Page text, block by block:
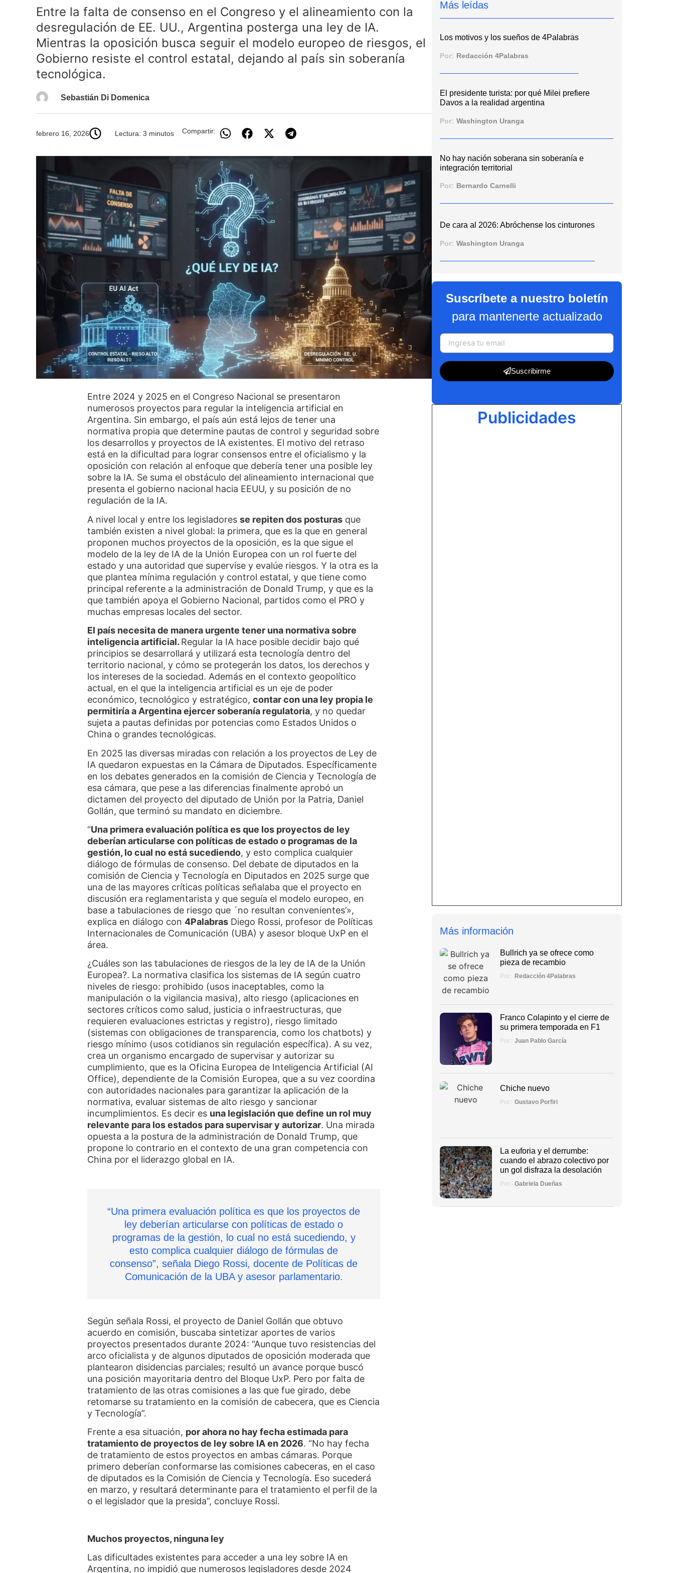
Entre la falta de consenso en el Congreso y el alineamiento con la
desregulación de EE. UU., Argentina posterga una ley de IA.
Mientras la oposición busca seguir el modelo europeo de riesgos, el
Gobierno resiste el control estatal, dejando al país sin soberanía
tecnológica.
Sebastián Di Domenica
febrero 16, 2026 Lectura: 3 minutos Compartir:
Entre 2024 y 2025 en el Congreso Nacional se presentaron
numerosos proyectos para regular la inteligencia artificial en
Argentina. Sin embargo, el país aún está lejos de tener una
normativa propia que determine pautas de control y seguridad sobre
los desarrollos y proyectos de IA existentes. El motivo del retraso
está en la dificultad para lograr consensos entre el oficialismo y la
oposición con relación al enfoque que debería tener una posible ley
sobre la IA. Se suma el obstáculo del alineamiento internacional que
presenta el gobierno nacional hacia EEUU, y su posición de no
regulación de la IA.
A nivel local y entre los legisladoresse repiten dos posturas que
también existen a nivel global: la primera, que es la que en general
proponen muchos proyectos de la oposición, es la que sigue el
modelo de la ley de IA de la Unión Europea con un rol fuerte del
estado y una autoridad que supervise y evalúe riesgos. Y la otra es la
que plantea mínima regulación y control estatal, y que tiene como
principal referente a la administración de Donald Trump, y que es la
que también apoya el Gobierno Nacional, partidos como el PRO y
muchas empresas locales del sector.
El país necesita de manera urgente tener una normativa sobre
inteligencia artificial. Regular la IA hace posible decidir bajo qué
principios se desarrollará y utilizará esta tecnología dentro del
territorio nacional, y cómo se protegerán los datos, los derechos y
los intereses de la sociedad. Además en el contexto geopolítico
actual, en el que la inteligencia artificial es un eje de poder
económico, tecnológico y estratégico,contar con una ley propia le
permitiría a Argentina ejercer soberanía regulatoria, y no quedar
sujeta a pautas definidas por potencias como Estados Unidos o
China o grandes tecnológicas.
En 2025 las diversas miradas con relación a los proyectos de Ley de
IA quedaron expuestas en la Cámara de Diputados. Específicamente
en los debates generados en la comisión de Ciencia y Tecnología de
esa cámara, que pese a las diferencias finalmente aprobó un
dictamen del proyecto del diputado de Unión por la Patria, Daniel
Gollán, que terminó su mandato en diciembre.
“Una primera evaluación política es que los proyectos de ley
deberían articularse con políticas de estado o programas de la
gestión, lo cual no está sucediendo, y esto complica cualquier
diálogo de fórmulas de consenso. Del debate de diputados en la
comisión de Ciencia y Tecnología en Diputados en 2025 surge que
una de las mayores críticas políticas señalaba que el proyecto en
discusión era reglamentarista y que seguía el modelo europeo, en
base a tabulaciones de riesgo que ´no resultan convenientes’»,
explica en diálogo con4Palabras Diego Rossi, profesor de Políticas
Internacionales de Comunicación (UBA) y asesor bloque UxP en el
área.
¿Cuáles son las tabulaciones de riesgos de la ley de IA de la Unión
Europea?. La normativa clasifica los sistemas de IA según cuatro
niveles de riesgo: prohibido (usos inaceptables, como la
manipulación o la vigilancia masiva), alto riesgo (aplicaciones en
sectores críticos como salud, justicia o infraestructuras, que
requieren evaluaciones estrictas y registro), riesgo limitado
(sistemas con obligaciones de transparencia, como los chatbots) y
riesgo mínimo (usos cotidianos sin regulación específica). A su vez,
crea un organismo encargado de supervisar y autorizar su
cumplimiento, que es la Oficina Europea de Inteligencia Artificial (AI
Office), dependiente de la Comisión Europea, que a su vez coordina
con autoridades nacionales para garantizar la aplicación de la
normativa, evaluar sistemas de alto riesgo y sancionar
incumplimientos. Es decir es una legislación que define un rol muy
relevante para los estados para supervisar y autorizar. Una mirada
opuesta a la postura de la administración de Donald Trump, que
propone lo contrario en el contexto de una gran competencia con
China por el liderazgo global en IA.
“Una primera evaluación política es que los proyectos de
ley deberían articularse con políticas de estado o
programas de la gestión, lo cual no está sucediendo, y
esto complica cualquier diálogo de fórmulas de
consenso”, señala Diego Rossi, docente de Políticas de
Comunicación de la UBA y asesor parlamentario.
Según señala Rossi, el proyecto de Daniel Gollán que obtuvo
acuerdo en comisión, buscaba sintetizar aportes de varios
proyectos presentados durante 2024: “Aunque tuvo resistencias del
arco oficialista y de algunos diputados de oposición moderada que
plantearon disidencias parciales; resultó un avance porque buscó
una posición mayoritaria dentro del Bloque UxP. Pero por falta de
tratamiento de las otras comisiones a las que fue girado, debe
retomarse su tratamiento en la comisión de cabecera, que es Ciencia
y Tecnología”.
Frente a esa situación, por ahora no hay fecha estimada para
tratamiento de proyectos de ley sobre IA en 2026. “No hay fecha
de tratamiento de estos proyectos en ambas cámaras. Porque
primero deberían conformarse las comisiones cabeceras, en el caso
de diputados es la Comisión de Ciencia y Tecnología. Eso sucederá
en marzo, y resultará determinante para el tratamiento el perfil de la
o el legislador que la presida”, concluye Rossi.
Muchos proyectos, ninguna ley
Las dificultades existentes para acceder a una ley sobre IA en
Argentina, no impidió que numerosos legisladores desde 2024
Más leídas
Los motivos y los sueños de 4Palabras
Por: Redacción 4Palabras
El presidente turista: por qué Milei prefiere
Davos a la realidad argentina
Por: Washington Uranga
No hay nación soberana sin soberanía e
integración territorial
Por: Bernardo Carnelli
De cara al 2026: Abróchense los cinturones
Por: Washington Uranga
Suscríbete a nuestro boletín
para mantenerte actualizado
Suscribirme
Publicidades
Más información
Bullrich ya se ofrece como
pieza de recambio
Por: Redacción 4Palabras
Franco Colapinto y el cierre de
su primera temporada en F1
Por: Juan Pablo García
Chiche nuevo
Por: Gustavo Porfiri
La euforia y el derrumbe:
cuando el abrazo colectivo por
un gol disfraza la desolación
Por: Gabriela Dueñas